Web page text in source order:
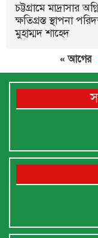
চট্টগ্রামে মাদ্রাসার
ক্ষতিগ্রস্ত স্থাপনা
মুহাম্মদ শাহেদ
« আগের